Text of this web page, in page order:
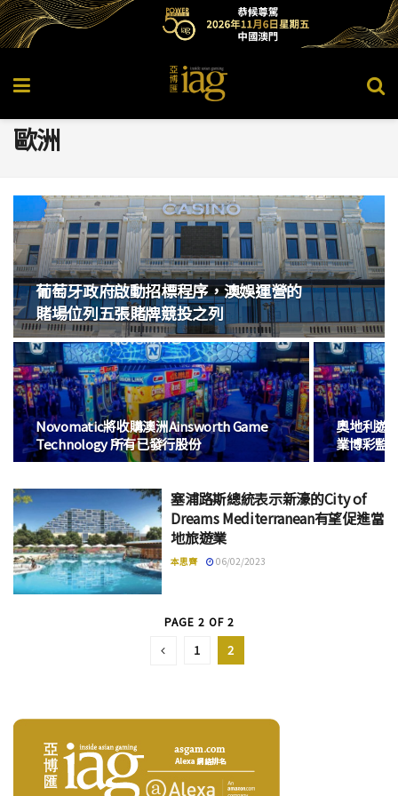
歐洲
葡萄牙政府啟動招標程序，澳娛運營的
賭場位列五張賭牌競投之列
Novomatic將收購澳洲Ainsworth Game
Technology 所有已發行股份
奧地利遊
業博彩監
塞浦路斯總統表示新濠的City of
Dreams Mediterranean有望促進當
地旅遊業
本思齊 06/02/2023
PAGE 2 OF 2
1 2